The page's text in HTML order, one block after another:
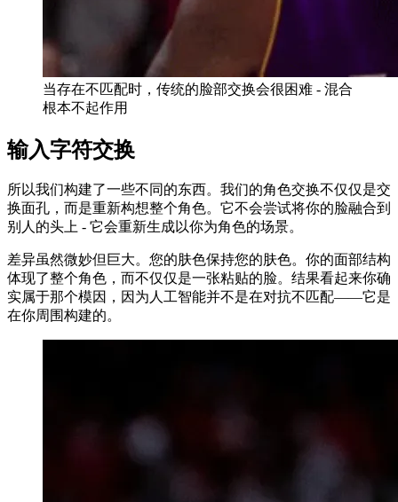
当存在不匹配时，传统的脸部交换会很困难 - 混合
根本不起作用
输入字符交换
所以我们构建了一些不同的东西。我们的角色交换不仅仅是交
换面孔，而是重新构想整个角色。它不会尝试将你的脸融合到
别人的头上 - 它会重新生成以你为角色的场景。
差异虽然微妙但巨大。您的肤色保持您的肤色。你的面部结构
体现了整个角色，而不仅仅是一张粘贴的脸。结果看起来你确
实属于那个模因，因为人工智能并不是在对抗不匹配——它是
在你周围构建的。